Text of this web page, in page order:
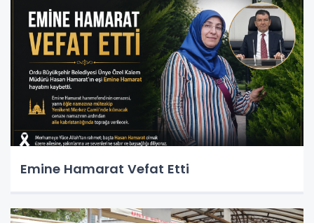
Emine Hamarat Vefat Etti